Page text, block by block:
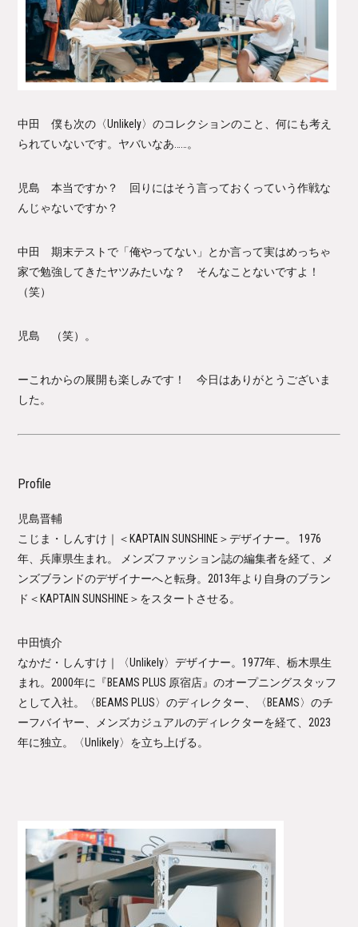
中田 僕も次の〈Unlikely〉のコレクションのこと、何にも考え
られていないです。ヤバいなあ……。
児島 本当ですか？ 回りにはそう言っておくっていう作戦な
んじゃないですか？
中田 期末テストで「俺やってない」とか言って実はめっちゃ
家で勉強してきたヤツみたいな？ そんなことないですよ！
（笑）
児島 （笑）。
ーこれからの展開も楽しみです！ 今日はありがとうございま
した。
Profile
児島晋輔
こじま・しんすけ｜＜KAPTAIN SUNSHINE＞デザイナー。 1976
年、兵庫県生まれ。 メンズファッション誌の編集者を経て、メ
ンズブランドのデザイナーへと転身。2013年より自身のブラン
ド＜KAPTAIN SUNSHINE＞をスタートさせる。
中田慎介
なかだ・しんすけ｜〈Unlikely〉デザイナー。1977年、栃木県生
まれ。2000年に『BEAMS PLUS 原宿店』のオープニングスタッフ
として入社。〈BEAMS PLUS〉のディレクター、〈BEAMS〉のチ
ーフバイヤー、メンズカジュアルのディレクターを経て、2023
年に独立。〈Unlikely〉を立ち上げる。